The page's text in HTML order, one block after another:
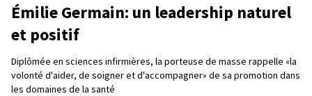
Émilie Germain: un leadership naturel
et positif
Diplômée en sciences infirmières, la porteuse de masse rappelle «la
volonté d'aider, de soigner et d'accompagner» de sa promotion dans
les domaines de la santé